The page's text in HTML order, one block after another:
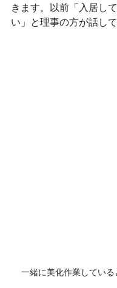
きます。以前「入居し
い」と理事の方が話し
一緒に美化作業している